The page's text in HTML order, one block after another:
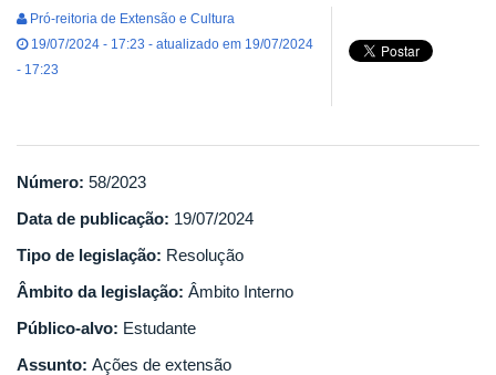
Pró-reitoria de Extensão e Cultura
19/07/2024 - 17:23 - atualizado em 19/07/2024
- 17:23
Número: 58/2023
Data de publicação: 19/07/2024
Tipo de legislação: Resolução
Âmbito da legislação: Âmbito Interno
Público-alvo: Estudante
Assunto: Ações de extensão